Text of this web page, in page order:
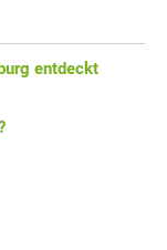
entdeckt